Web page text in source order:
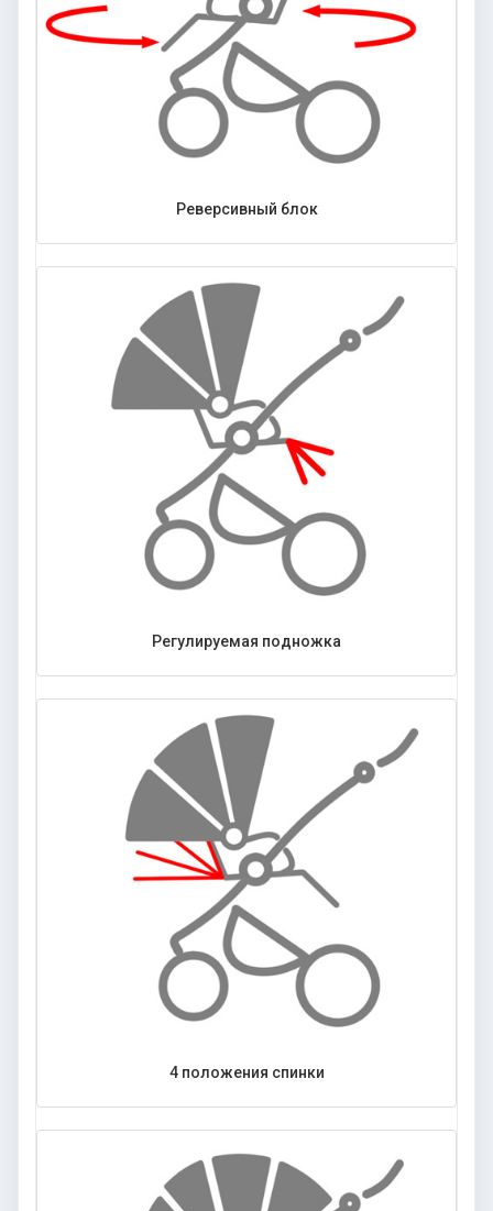
Реверсивный блок
Регулируемая подножка
4 положения спинки